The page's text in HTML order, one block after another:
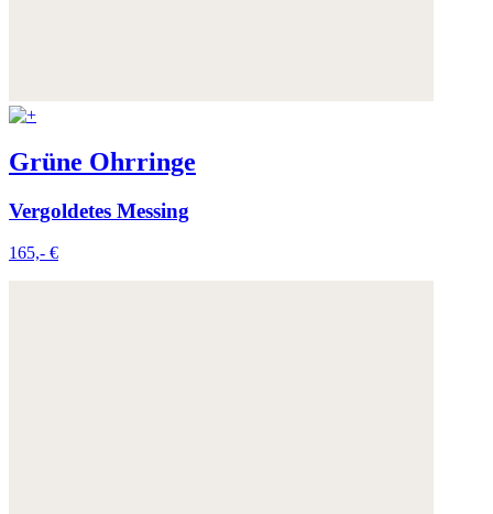
Grüne Ohrringe
Vergoldetes Messing
165,- €